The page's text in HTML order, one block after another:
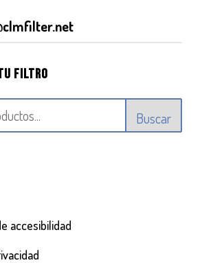
tu filtro
Buscar
accesibilidad